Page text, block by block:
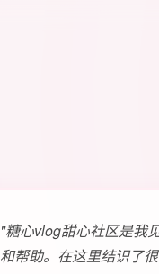
"糖心vlog甜心社区是我
和帮助。在这里结识了